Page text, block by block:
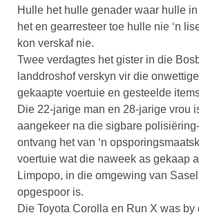
Hulle het hulle genader waar hulle in
het en gearresteer toe hulle nie ‘n
kon verskaf nie.
Twee verdagtes het gister in die
landdroshof verskyn vir die
gekaapte voertuie en gesteelde
Die 22-jarige man en 28-jarige vrou
aangekeer na die sigbare
ontvang het van ‘n
voertuie wat die naweek as gekaap
Limpopo, in die omgewing van
opgespoor is.
Die Toyota Corolla en Run X was